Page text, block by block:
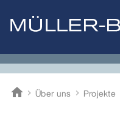
home
Müller-BBMÜber uns Projekte